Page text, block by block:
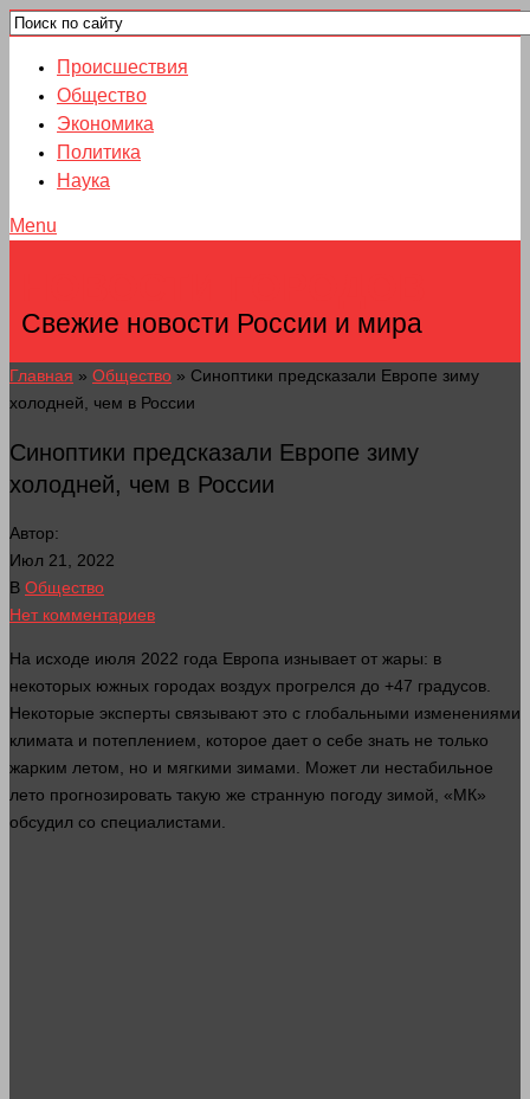
Происшествия
Общество
Экономика
Политика
Наука
Menu
Свежие новости России и мира
Главная » Общество » Синоптики предсказали Европе зиму
холодней, чем в России
Синоптики предсказали Европе зиму
холодней, чем в России
Автор:
Июл 21, 2022
В Общество
Нет комментариев
На исходе июля 2022 года Европа изнывает от жары: в
некоторых южных городах воздух прогрелся до +47 градусов.
Некоторые эксперты связывают это с глобальными изменениями
климата и потеплением, которое дает о себе знать не только
жарким летом, но и мягкими зимами. Может ли нестабильное
лето прогнозировать такую же странную погоду зимой, «МК»
обсудил со специалистами.